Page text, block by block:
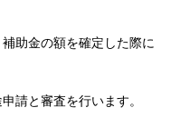
助金の額を確定した際に
請と審査を行います。